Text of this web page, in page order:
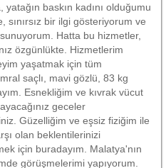
baskın kadını olduğumu
sınırsız bir ilgi gösteriyorum ve
Hatta bu hizmetler,
özgünlükte. Hizmetlerim
yaşatmak için tüm
saçlı, mavi gözlü, 83 kg
Esnekliğim ve kıvrak vücut
geceler
Güzelliğim ve eşsiz fiziğim ile
olan beklentilerinizi
için buradayım. Malatya'nın
görüşmelerimi yapıyorum.